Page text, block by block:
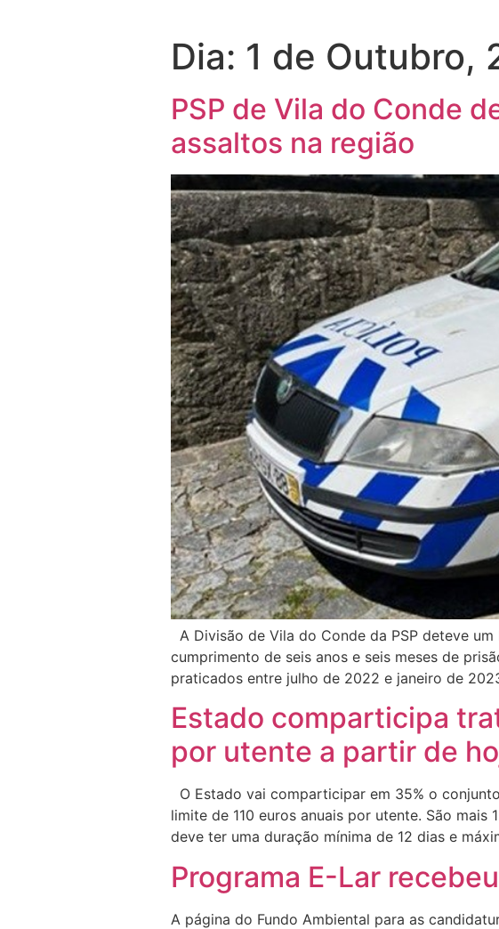
Dia: 1 de Outubro,
PSP de Vila do Conde
assaltos na região
A Divisão de Vila do Conde da PSP deteve
cumprimento de seis anos e seis meses de
praticados entre julho de 2022 e janeiro de
Estado comparticipa
por utente a partir de
O Estado vai comparticipar em 35% o
limite de 110 euros anuais por utente. São
deve ter uma duração mínima de 12 dias e
Programa E-Lar
A página do Fundo Ambiental para as